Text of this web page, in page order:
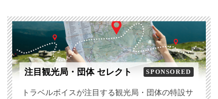
注目観光局・団体 セレクト SPONSORED
トラベルボイスが注目する観光局・団体の特設サ